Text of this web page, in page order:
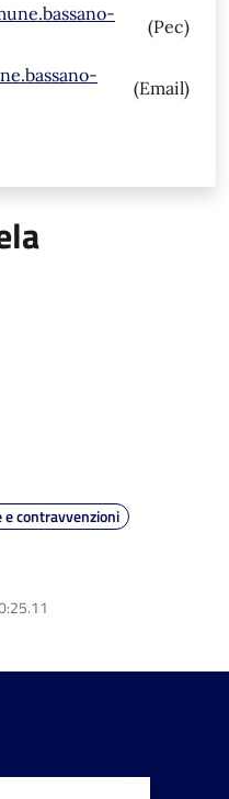
(Pec)
(Email)
contravvenzioni